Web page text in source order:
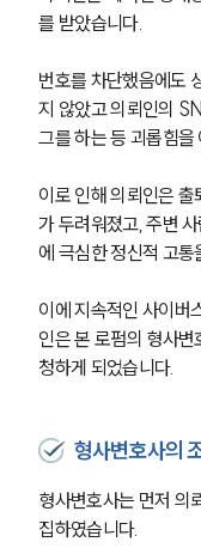
를 받았습니다.
번호를 차단했음에도
지 않았고 의뢰인의
그를 하는 등 괴롭힘을
이로 인해 의뢰인은
가 두려워졌고, 주변
에 극심한 정신적 고통
이에 지속적인 사이버
인은 본 로펌의 형사
청하게 되었습니다.
형사변호사의
형사변호사는 먼저 의
집하였습니다.